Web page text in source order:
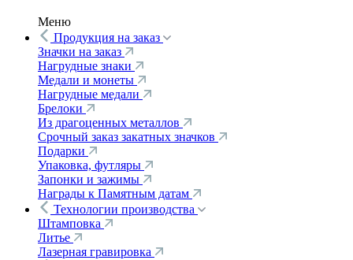
Меню
Продукция на заказ
Значки на заказ
Нагрудные знаки
Медали и монеты
Нагрудные медали
Брелоки
Из драгоценных металлов
Срочный заказ закатных значков
Подарки
Упаковка, футляры
Запонки и зажимы
Награды к Памятным датам
Технологии производства
Штамповка
Литье
Лазерная гравировка